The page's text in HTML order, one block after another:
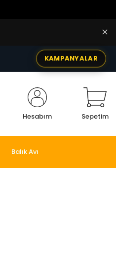
✕
KAMPANYALAR
Hesabım Sepetim
Balık Avı